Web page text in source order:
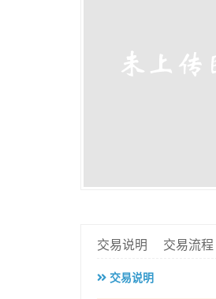
交易说明 交易流程
交易说明